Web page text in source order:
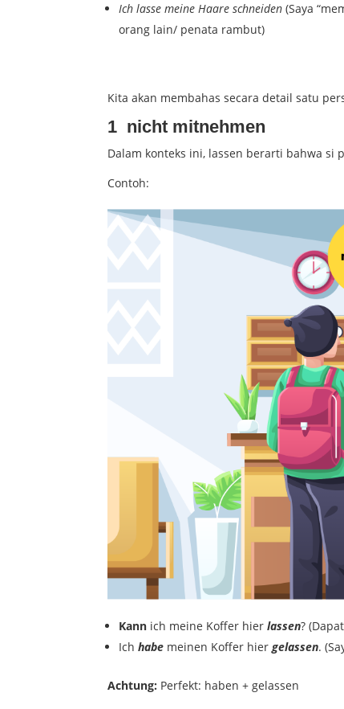
Ich lasse meine Haare schneiden (Saya
orang lain/ penata rambut)
Kita akan membahas secara detail satu
1 nicht mitnehmen
Dalam konteks ini, lassen berarti bahwa si
Contoh:
Kann ich meine Koffer hierlassen?
Ichhabe meinen Koffer hiergelassen.
Achtung: Perfekt: haben + gelassen